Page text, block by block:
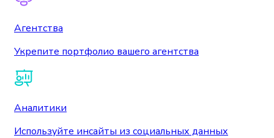
Агентства
Укрепите портфолио вашего агентства
Аналитики
Используйте инсайты из социальных данных